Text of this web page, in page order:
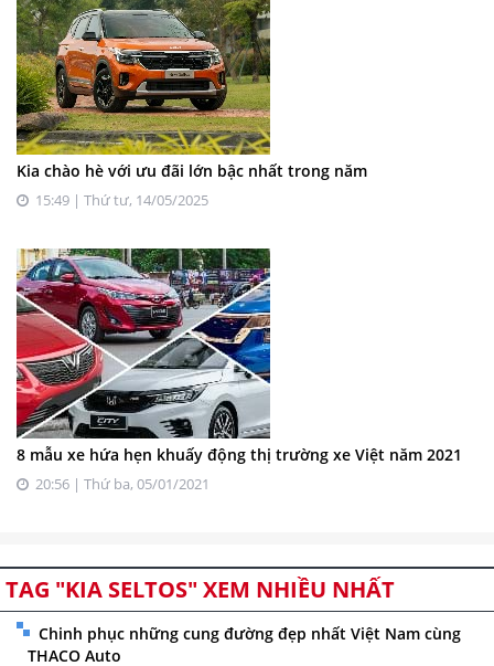
Kia chào hè với ưu đãi lớn bậc nhất trong năm
15:49 | Thứ tư, 14/05/2025
8 mẫu xe hứa hẹn khuấy động thị trường xe Việt năm 2021
20:56 | Thứ ba, 05/01/2021
TAG "KIA SELTOS" XEM NHIỀU NHẤT
Chinh phục những cung đường đẹp nhất Việt Nam cùng
THACO Auto